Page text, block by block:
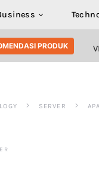
PRODUK
SERVER